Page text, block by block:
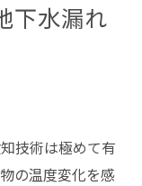
下水漏れ
技術は極めて有
の温度変化を感